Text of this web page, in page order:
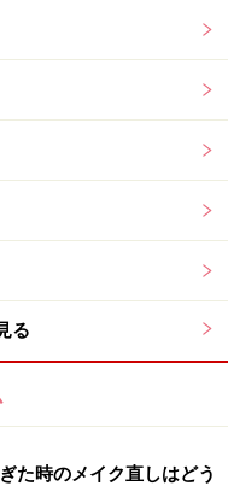
ワンレンロング（画像
人におすすめなのが
質量を維持してカッ
毛でかわいらしさが
いところがポイント
】
長・逆三角
る
た時のメイク直しはどう